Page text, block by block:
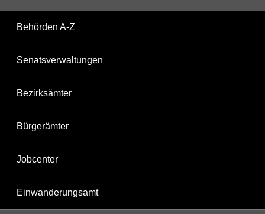
Behörden A-Z
Senatsverwaltungen
Bezirksämter
Bürgerämter
Jobcenter
Einwanderungsamt